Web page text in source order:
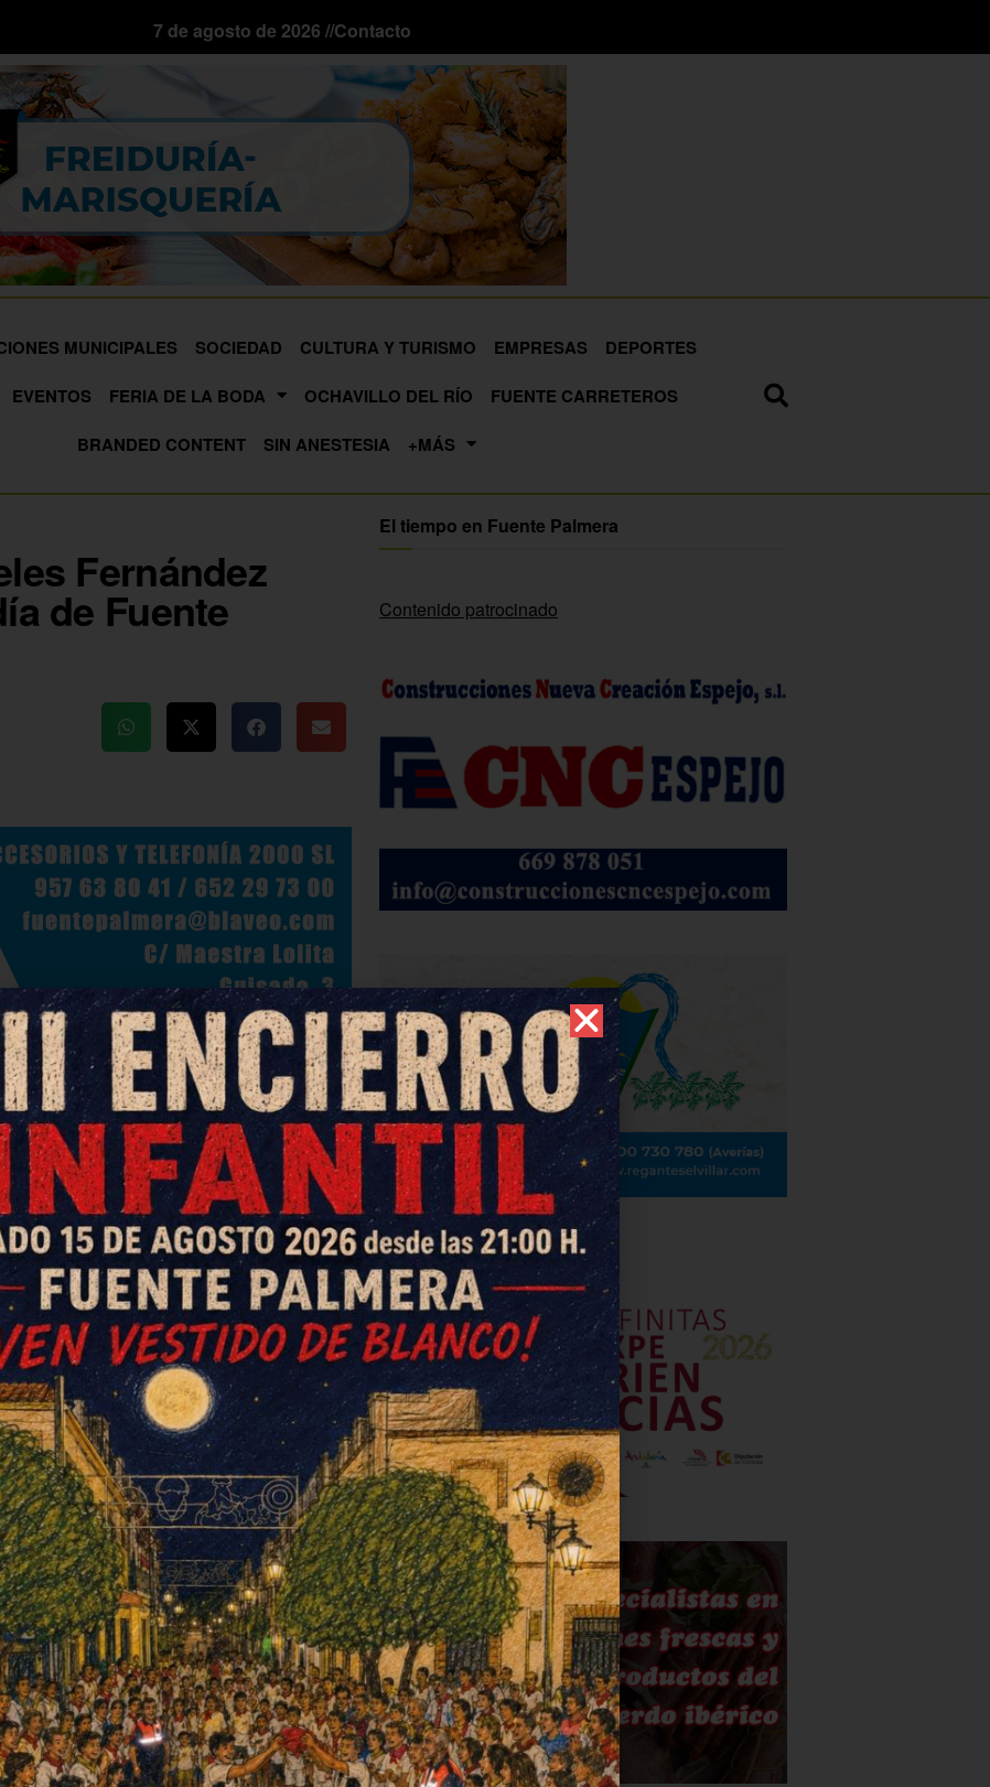
7 de agosto de 2026 //Contacto
MUNICIPALES SOCIEDAD CULTURA Y TURISMO EMPRESAS
DEPORTES
EVENTOS FERIA DE LA BODA OCHAVILLO DEL RÍO
FUENTE CARRETEROS
BRANDED CONTENT
SIN ANESTESIA +MÁS
Fernández
de Fuente
El tiempo en Fuente Palmera
Contenido patrocinado